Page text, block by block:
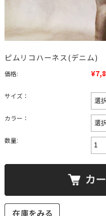
ピムリコハーネス(デニム)
価格:
サイズ：
カラー：
数量: